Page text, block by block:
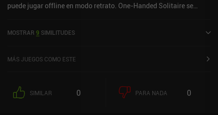
puede jugar offline en modo retrato. One-Handed Solitaire se
MOSTRAR 9 SIMILITUDES
MÁS JUEGOS COMO ESTE
SIMILAR 0 PARA NADA 0